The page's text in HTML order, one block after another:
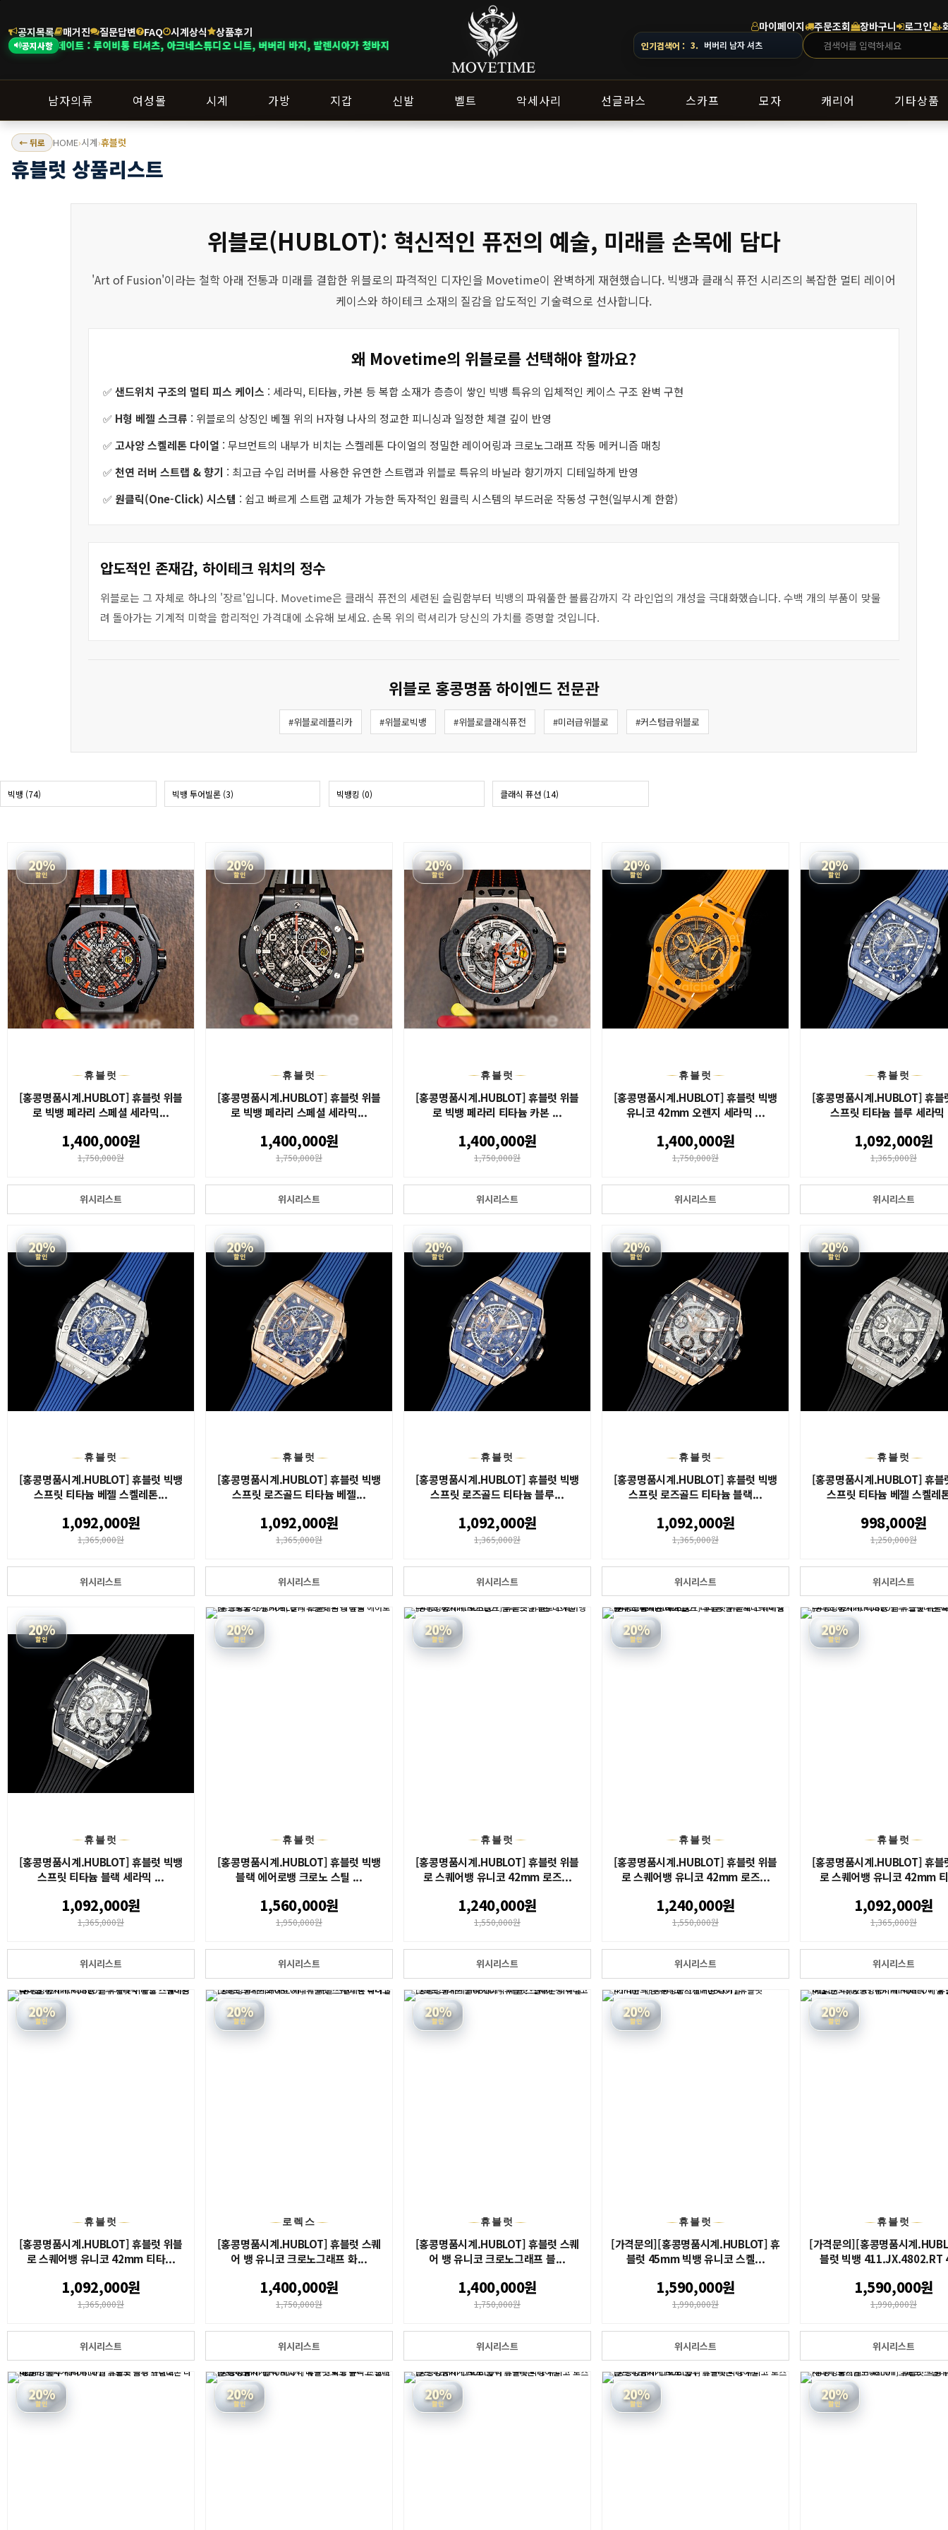
공지목록 매거진 질문답변 FAQ 시계상식 상품후기
공지사항
이트 : 루이비통 티셔츠, 아크네스튜디오 니트, 버버리 바지, 발렌시아가 청바지 총 12개가 입고되었습니다.
마이페이지 주문조회 장바구니 로그인
인기검색어 : 4. 스톤아일랜드 남자 맨투맨
남자의류 여성몰 시계 가방 지갑 신발 벨트 악세사리 선글라스 스카프 모자 캐리어 기타상품
← 뒤로 HOME›시계›휴블럿
휴블럿 상품리스트
위블로(HUBLOT): 혁신적인 퓨전의 예술, 미래를 손목에 담다
'Art of Fusion'이라는 철학 아래 전통과 미래를 결합한 위블로의 파격적인 디자인을 Movetime이 완벽하게 재현했습니다. 빅뱅과 클래식 퓨전 시리즈의 복잡한 멀티 레이어
케이스와 하이테크 소재의 질감을 압도적인 기술력으로 선사합니다.
왜 Movetime의 위블로를 선택해야 할까요?
✅샌드위치 구조의 멀티 피스 케이스 : 세라믹, 티타늄, 카본 등 복합 소재가 층층이 쌓인 빅뱅 특유의 입체적인 케이스 구조 완벽 구현
✅ H형 베젤 스크류 : 위블로의 상징인 베젤 위의 H자형 나사의 정교한 피니싱과 일정한 체결 깊이 반영
✅고사양 스켈레톤 다이얼 : 무브먼트의 내부가 비치는 스켈레톤 다이얼의 정밀한 레이어링과 크로노그래프 작동 메커니즘 매칭
✅천연 러버 스트랩 & 향기 : 최고급 수입 러버를 사용한 유연한 스트랩과 위블로 특유의 바닐라 향기까지 디테일하게 반영
✅ 원클릭(One-Click) 시스템 : 쉽고 빠르게 스트랩 교체가 가능한 독자적인 원클릭 시스템의 부드러운 작동성 구현(일부시계 한함)
압도적인 존재감, 하이테크 워치의 정수
위블로는 그 자체로 하나의 '장르'입니다. Movetime은 클래식 퓨전의 세련된 슬림함부터 빅뱅의 파워풀한 볼륨감까지 각 라인업의 개성을 극대화했습니다. 수백 개의 부품이 맞물
려 돌아가는 기계적 미학을 합리적인 가격대에 소유해 보세요. 손목 위의 럭셔리가 당신의 가치를 증명할 것입니다.
위블로 홍콩명품 하이엔드 전문관
#위블로레플리카 #위블로빅뱅 #위블로클래식퓨전 #미러급위블로 #커스텀급위블로
빅뱅 (74) 빅뱅 투어빌론 (3) 빅뱅킹 (0) 클래식 퓨션 (14)
20%
할인
휴블럿
[홍콩명품시계.HUBLOT] 휴블럿 위블
로 빅뱅 페라리 스페셜 세라믹...
1,400,000원
1,750,000원
위시리스트
20%
할인
휴블럿
[홍콩명품시계.HUBLOT] 휴블럿 위블
로 빅뱅 페라리 스페셜 세라믹...
1,400,000원
1,750,000원
위시리스트
20%
할인
휴블럿
[홍콩명품시계.HUBLOT] 휴블럿 위블
로 빅뱅 페라리 티타늄 카본 ...
1,400,000원
1,750,000원
위시리스트
20%
할인
휴블럿
[홍콩명품시계.HUBLOT] 휴블럿 빅뱅
유니코 42mm 오렌지 세라믹 ...
1,400,000원
1,750,000원
위시리스트
20%
할인
휴블럿
[홍콩명품시계.HUBLOT] 휴블
스프릿 티타늄 블루 세라
1,092,000원
1,365,000원
위시리스트
20%
할인
휴블럿
[홍콩명품시계.HUBLOT] 휴블럿 빅뱅
스프릿 티타늄 베젤 스켈레톤...
1,092,000원
1,365,000원
위시리스트
20%
할인
휴블럿
[홍콩명품시계.HUBLOT] 휴블럿 빅뱅
스프릿 로즈골드 티타늄 베젤...
1,092,000원
1,365,000원
위시리스트
20%
할인
휴블럿
[홍콩명품시계.HUBLOT] 휴블럿 빅뱅
스프릿 로즈골드 티타늄 블루...
1,092,000원
1,365,000원
위시리스트
20%
할인
휴블럿
[홍콩명품시계.HUBLOT] 휴블럿 빅뱅
스프릿 로즈골드 티타늄 블랙...
1,092,000원
1,365,000원
위시리스트
20%
할인
휴블럿
[홍콩명품시계.HUBLOT] 휴블
스프릿 티타늄 베젤 스켈레
998,000원
1,250,000원
위시리스트
20%
할인
휴블럿
[홍콩명품시계.HUBLOT] 휴블럿 빅뱅
스프릿 티타늄 블랙 세라믹 ...
1,092,000원
1,365,000원
위시리스트
20%
할인
휴블럿
[홍콩명품시계.HUBLOT] 휴블럿 빅뱅
블랙 에어로뱅 크로노 스틸 ...
1,560,000원
1,950,000원
위시리스트
20%
할인
휴블럿
[홍콩명품시계.HUBLOT] 휴블럿 위블
로 스퀘어뱅 유니코 42mm 로즈...
1,240,000원
1,550,000원
위시리스트
20%
할인
휴블럿
[홍콩명품시계.HUBLOT] 휴블럿 위블
로 스퀘어뱅 유니코 42mm 로즈...
1,240,000원
1,550,000원
위시리스트
20%
할인
휴블럿
[홍콩명품시계.HUBLOT] 휴블
로 스퀘어뱅 유니코 42mm
1,092,000원
1,365,000원
위시리스트
20%
할인
휴블럿
[홍콩명품시계.HUBLOT] 휴블럿 위블
로 스퀘어뱅 유니코 42mm 티타...
1,092,000원
1,365,000원
위시리스트
20%
할인
로렉스
[홍콩명품시계.HUBLOT] 휴블럿 스퀘
어 뱅 유니코 크로노그래프 화...
1,400,000원
1,750,000원
위시리스트
20%
할인
휴블럿
[홍콩명품시계.HUBLOT] 휴블럿 스퀘
어 뱅 유니코 크로노그래프 블...
1,400,000원
1,750,000원
위시리스트
20%
할인
휴블럿
[가격문의][홍콩명품시계.HUBLOT] 휴
블럿 45mm 빅뱅 유니코 스켈...
1,590,000원
1,990,000원
위시리스트
20%
할인
휴블럿
[가격문의][홍콩명품시계
블럿 빅뱅 411.JX.4802.RT
1,590,000원
1,990,000원
위시리스트
20%
할인
20%
할인
20%
할인
20%
할인
20%
할인